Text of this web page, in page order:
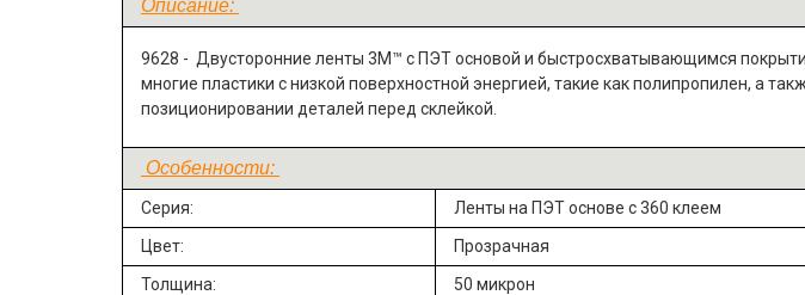
Описание:
9628 - Двусторонние ленты 3M™ с ПЭТ основой и быстросхватывающимся
многие пластики с низкой поверхностной энергией, такие как полипропилен, а
позиционировании деталей перед склейкой.
Особенности:
Серия:
Ленты на ПЭТ основе с 360 клеем
Цвет:
Прозрачная
Толщина:
50 микрон